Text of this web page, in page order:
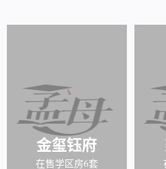
金玺钰府
在售学区房6套